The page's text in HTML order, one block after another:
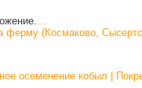
...
ферму (Космаково,
осеменение кобыл |